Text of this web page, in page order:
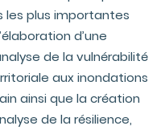
les plus importantes
d’une
de la vulnérabilité
aux inondations
ainsi que la création
de la résilience,